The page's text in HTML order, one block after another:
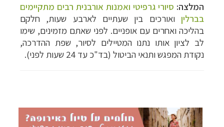
המלצה: סיורי גרפיטי ואמנות אורבנית רבים מתקיימים
בברלין ואורכים בין שעתיים לארבע שעות, חלקם
בהליכה ואחרים עם אופניים. לפני שאתם מזמינים, שימו
לב לציון אותו נתנו המטיילים לסיור, שפת ההדרכה,
נקודת המפגש ותנאי הביטול (בד"כ עד 24 שעות לפני).
תכנון טיולים למדינות אירופהלחצו לרשימת היעדים »
תכנון טיולים לצפון אמריקהלחצו לרשימת היעדים »
קרוזים והפלגות נופש
לחצו לרשימת היעדים »